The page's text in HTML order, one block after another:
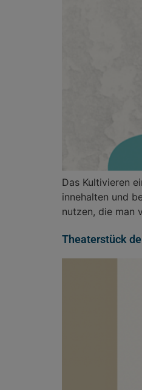
Das Kultivieren
innehalten und
nutzen, die man
Theaterstück